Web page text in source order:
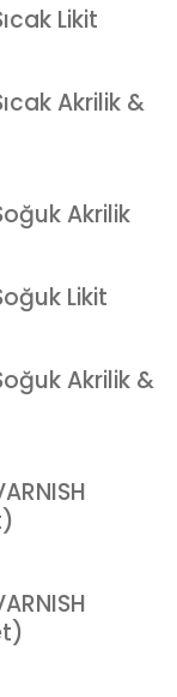
Likit
Akrilik &
Akrilik
Likit
Akrilik &